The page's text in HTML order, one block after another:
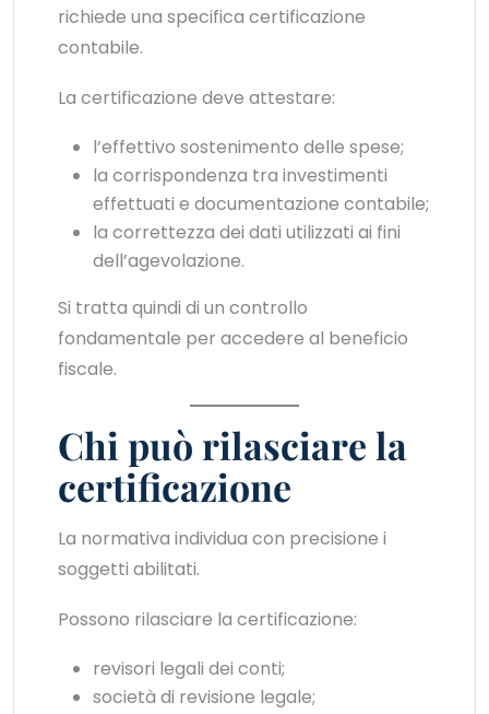
richiede una specifica certificazione
contabile.
La certificazione deve attestare:
l’effettivo sostenimento delle spese;
la corrispondenza tra investimenti
effettuati e documentazione contabile;
la correttezza dei dati utilizzati ai fini
dell’agevolazione.
Si tratta quindi di un controllo
fondamentale per accedere al beneficio
fiscale.
Chi può rilasciare la
certificazione
La normativa individua con precisione i
soggetti abilitati.
Possono rilasciare la certificazione:
revisori legali dei conti;
società di revisione legale;